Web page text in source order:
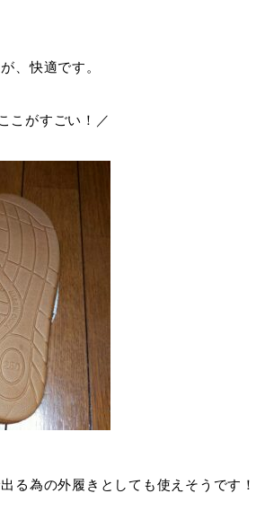
、快適です。
こがすごい！／
る為の外履きとしても使えそうです！